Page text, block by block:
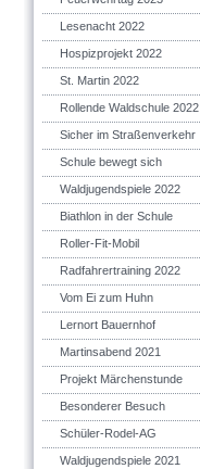
Lesenacht 2022
Hospizprojekt 2022
St. Martin 2022
Rollende Waldschule 2022
Sicher im Straßenverkehr
Schule bewegt sich
Waldjugendspiele 2022
Biathlon in der Schule
Roller-Fit-Mobil
Radfahrertraining 2022
Vom Ei zum Huhn
Lernort Bauernhof
Martinsabend 2021
Projekt Märchenstunde
Besonderer Besuch
Schüler-Rodel-AG
Waldjugendspiele 2021